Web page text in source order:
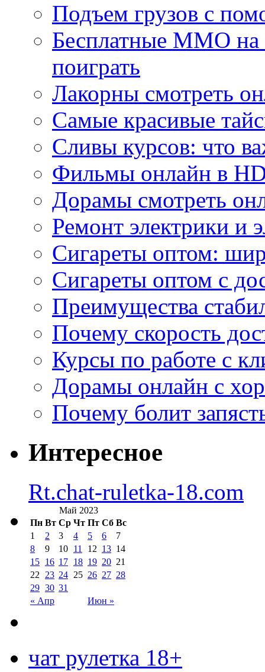
Подъем грузов с
Бесплатные MMO
поиграть
Лакорны смотреть
Самые красивые
Сливы курсов: что
Фильмы онлайн в
Дорамы смотреть
Ремонт электрики и
Сигареты оптом:
Сигареты оптом с
Преимущества
Почему скорость
Курсы по работе с
Дорамы онлайн с
Почему болит
Интересное
Rt.chat-ruletka-18.com
Май 2023
Пн Вт Ср Чт Пт Сб Вс
« Апр Июн »
1 2 3 4 5 6
7
8
9 10 11 12 13 14
15 16 17 18 19 20 21
22
23 24 25 26 27 28
29 30 31
чат рулетка 18+